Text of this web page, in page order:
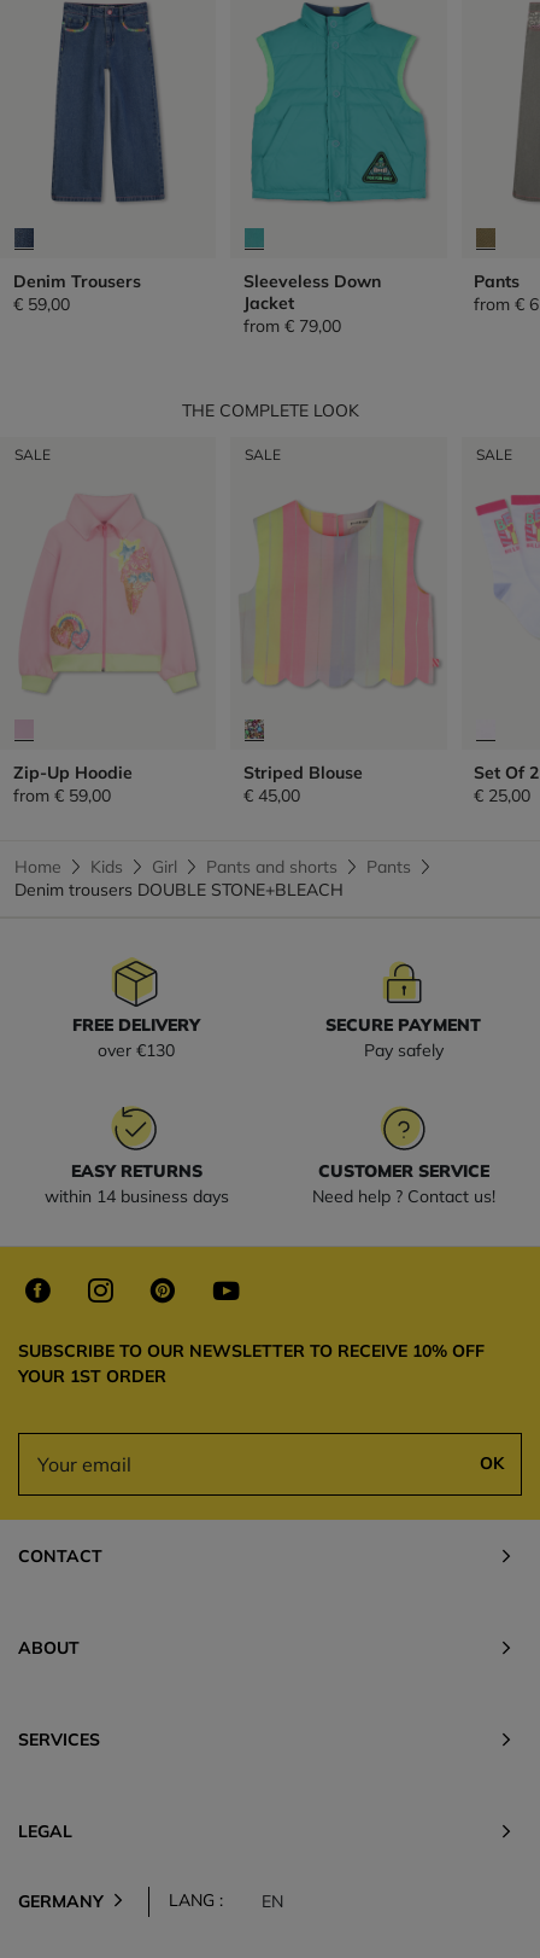
Denim Trousers
€ 59,00
Sleeveless Down
Jacket
from € 79,00
Pants
from€
THE COMPLETE LOOK
SALE
Zip-Up Hoodie
from € 59,00
SALE
Striped Blouse
€ 45,00
SALE
Set Of
€ 25,00
Home Kids Girl Pants and shorts
Pants
Denim trousers DOUBLE STONE+BLEACH
FREE DELIVERY
over €130
SECURE PAYMENT
Pay safely
EASY RETURNS
within 14 business days
CUSTOMER SERVICE
Need help ? Contact us!
SUBSCRIBE TO OUR NEWSLETTER TO RECEIVE 10% OFF
YOUR 1ST ORDER
OK
CONTACT
ABOUT
SERVICES
LEGAL
GERMANY LANG : EN